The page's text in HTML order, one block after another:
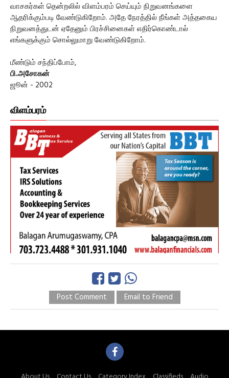
வாசகர்கள் தென்றலில் விளம்பரம் செய்யும் நிறுவனங்களை
ஆதரிக்கும்படி வேண்டுகிறோம். அதே நேரத்தில் நீங்கள் அத்தகைய
நிறுவனத்துடன் ஏதேனும் பிரச்சினைகள் எதிர்கொண்டால்
எங்களுக்கும் சொல்லுமாறு வேண்டுகிறோம்.
மீண்டும் சந்திப்போம்,
பி.அசோகன்
ஜூன் - 2002
விளம்பரம்
Post Comment Email to Friend